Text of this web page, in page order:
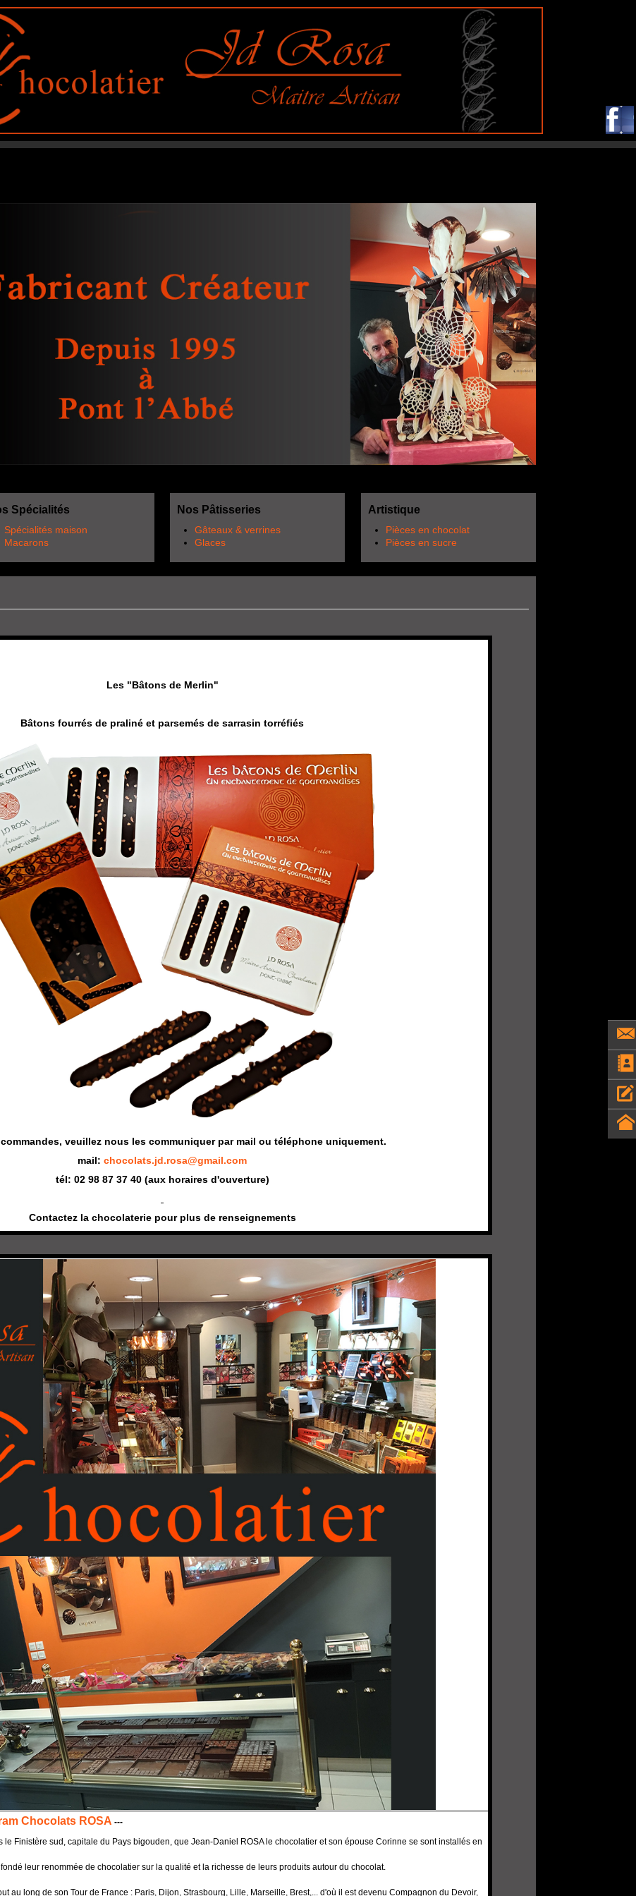
Spécialités
Spécialités maison
Macarons
Nos Pâtisseries
Gâteaux & verrines
Glaces
Artistique
Pièces en chocolat
Pièces en sucre
Les "Bâtons de Merlin"
Bâtons fourrés de praliné et parsemés de sarrasin torréfiés
veuillez nous les communiquer par mail ou téléphone uniquement.
mail: chocolats.jd.rosa@gmail.com
tél: 02 98 87 37 40 (aux horaires d'ouverture)
Contactez la chocolaterie pour plus de renseignements
Chocolats ROSA ---
le Finistère sud, capitale du Pays bigouden, que Jean-Daniel ROSA le chocolatier et son épouse Corinne se sont installés en
leur renommée de chocolatier sur la qualité et la richesse de leurs produits autour du chocolat.
au long de son Tour de France : Paris, Dijon, Strasbourg, Lille, Marseille, Brest,... d'où il est devenu Compagnon du Devoir,